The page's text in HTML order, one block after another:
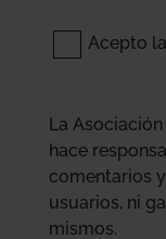
Acepto la
La
hace
comentarios
usuarios, ni
mismos.